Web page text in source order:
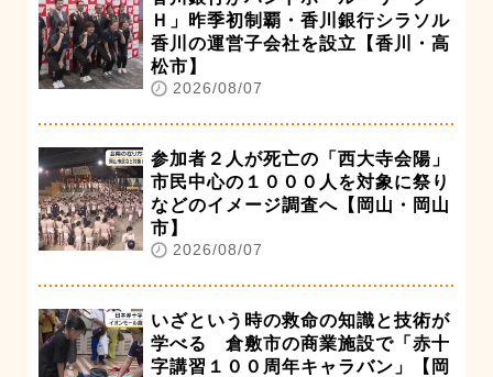
Ｈ」昨季初制覇・香川銀行シラソル
香川の運営子会社を設立【香川・高
松市】
2026/08/07
参加者２人が死亡の「西大寺会陽」
市民中心の１０００人を対象に祭り
などのイメージ調査へ【岡山・岡山
市】
2026/08/07
いざという時の救命の知識と技術が
学べる 倉敷市の商業施設で「赤十
字講習１００周年キャラバン」【岡